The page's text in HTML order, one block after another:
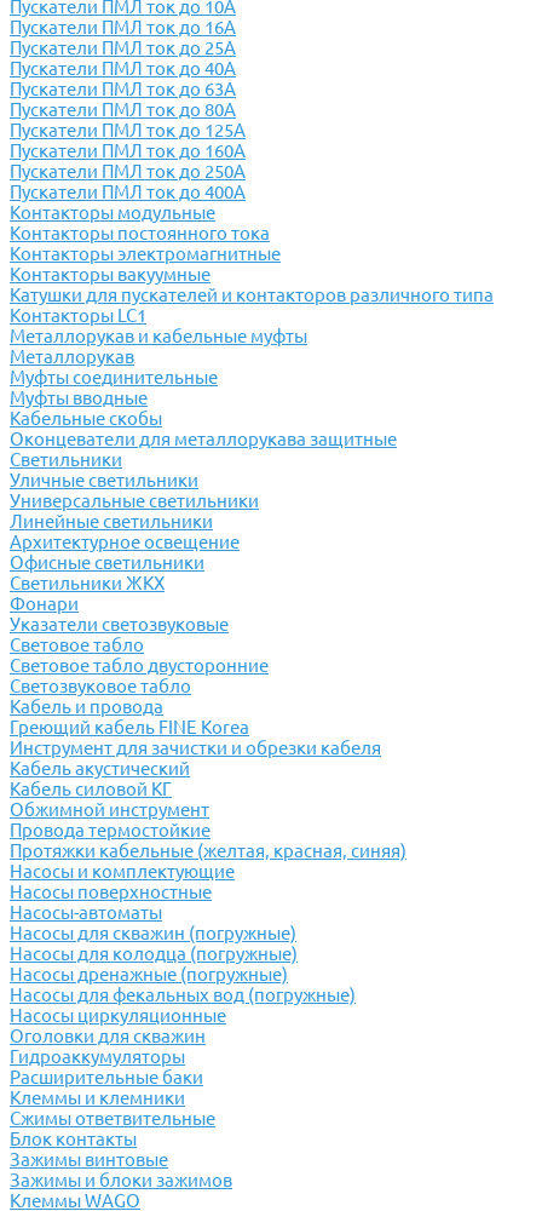
Пускатели ПМЛ ток до 10А
Пускатели ПМЛ ток до 16А
Пускатели ПМЛ ток до 25А
Пускатели ПМЛ ток до 40А
Пускатели ПМЛ ток до 63А
Пускатели ПМЛ ток до 80А
Пускатели ПМЛ ток до 125А
Пускатели ПМЛ ток до 160А
Пускатели ПМЛ ток до 250А
Пускатели ПМЛ ток до 400А
Контакторы модульные
Контакторы постоянного тока
Контакторы электромагнитные
Контакторы вакуумные
Катушки для пускателей и контакторов различного типа
Контакторы LC1
Металлорукав и кабельные муфты
Металлорукав
Муфты соединительные
Муфты вводные
Кабельные скобы
Оконцеватели для металлорукава защитные
Светильники
Уличные светильники
Универсальные светильники
Линейные светильники
Архитектурное освещение
Офисные светильники
Светильники ЖКХ
Фонари
Указатели светозвуковые
Световое табло
Световое табло двусторонние
Светозвуковое табло
Кабель и провода
Греющий кабель FINE Korea
Инструмент для зачистки и обрезки кабеля
Кабель акустический
Кабель силовой КГ
Обжимной инструмент
Провода термостойкие
Протяжки кабельные (желтая, красная, синяя)
Насосы и комплектующие
Насосы поверхностные
Насосы-автоматы
Насосы для скважин (погружные)
Насосы для колодца (погружные)
Насосы дренажные (погружные)
Насосы для фекальных вод (погружные)
Насосы циркуляционные
Оголовки для скважин
Гидроаккумуляторы
Расширительные баки
Клеммы и клемники
Cжимы ответвительные
Блок контакты
Зажимы винтовые
Зажимы и блоки зажимов
Клеммы WAGO